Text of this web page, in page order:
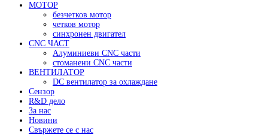
МОТОР
безчетков мотор
четков мотор
синхронен двигател
CNC ЧАСТ
Алуминиеви CNC части
стоманени CNC части
ВЕНТИЛАТОР
DC вентилатор за охлаждане
Сензор
R&D дело
За нас
Новини
Свържете се с нас